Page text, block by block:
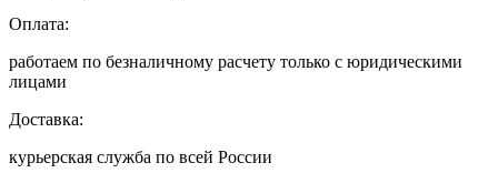
Оплата:
работаем по безналичному расчету только с юридическими
лицами
Доставка:
курьерская служба по всей России